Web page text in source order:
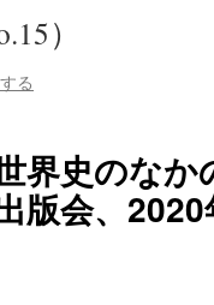
）
る
界史のな
版会、